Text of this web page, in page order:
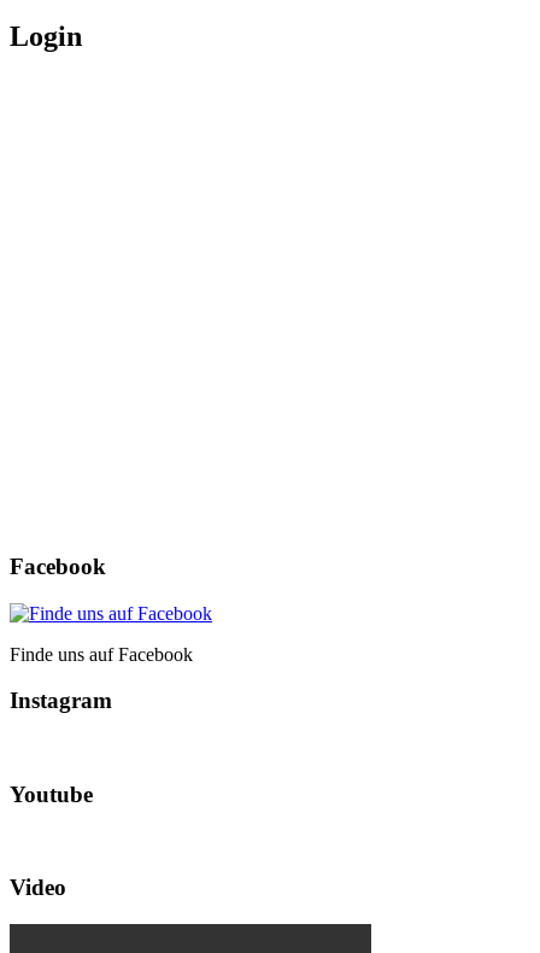
Login
Facebook
Finde uns auf Facebook
Instagram
Youtube
Video